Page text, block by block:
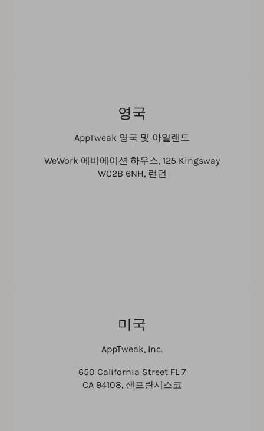
영국
AppTweak 영국 및 아일랜드
WeWork 에비에이션 하우스, 125 Kingsway
WC2B 6NH, 런던
미국
AppTweak, Inc.
650 California Street FL 7
CA 94108, 샌프란시스코